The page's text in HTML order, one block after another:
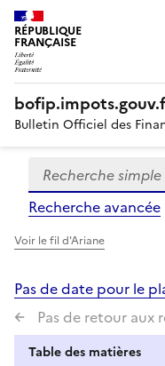
RÉPUBLIQUE
FRANÇAISE
Bulletin Officiel des
Formulaire
de
recherche
Recherche simple
Recherche avancée
Voir le fil d'Ariane
Pas de date pour le
Pas de retour aux
Table des matières